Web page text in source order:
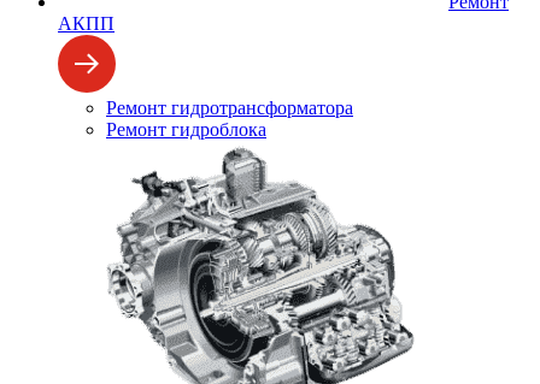
АКПП
Ремонт гидротрансформатора
Ремонт гидроблока